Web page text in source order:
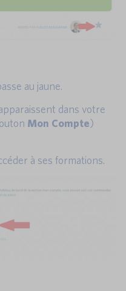
au jaune.
dans votre
Mon Compte)
à ses formations.